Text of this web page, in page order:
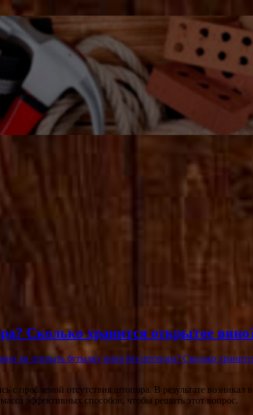
Сколько хранится открытое
ли открыть бутылку вина без штопора? Сколько
проблемой отсутствия штопора. В результате возникал
масса эффективных способов, чтобы решить этот вопрос.